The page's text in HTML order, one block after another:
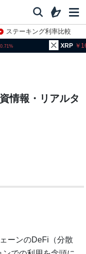
ステーキング利率比較
XRP
情報・リアルタ
ーンのDeFi（分散